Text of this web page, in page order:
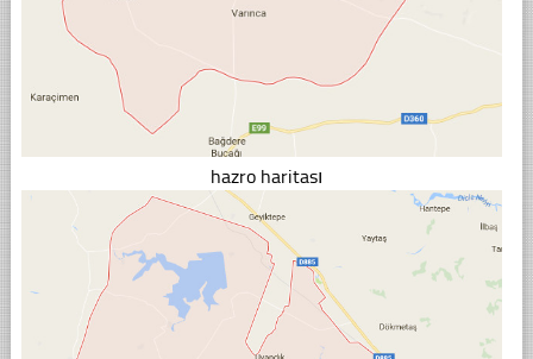
hazro haritası